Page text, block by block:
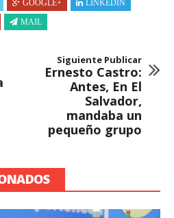
GOOGLE+
LINKEDIN
MAIL
Siguiente Publicar
Ernesto Castro:
Antes, En El
Salvador,
mandaba un
pequeño grupo